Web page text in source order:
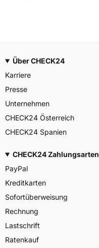
Über CHECK24
Karriere
Presse
Unternehmen
CHECK24 Österreich
CHECK24 Spanien
CHECK24 Zahlungsarten
PayPal
Kreditkarten
Sofortüberweisung
Rechnung
Lastschrift
Ratenkauf